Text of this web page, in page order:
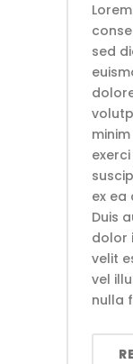
sed
ex
Duis
dolor
velit
vel
nulla